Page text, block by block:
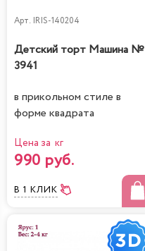
Арт. IRIS-140204
Детский торт Машина №
3941
в прикольном стиле в
форме квадрата
Цена за кг
990 руб.
В 1 КЛИК